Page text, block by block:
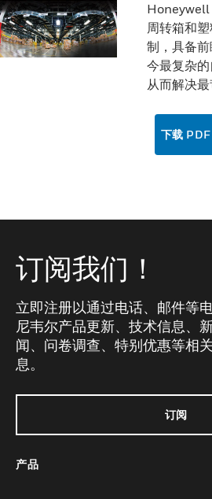
Honeywell
周转箱和
制，具备
今最复杂的
从而解决最
下载 PDF
订阅我们！
立即注册以通过电话、邮件等
尼韦尔产品更新、技术信息、
闻、问卷调查、特别优惠等相
息。
订阅
产品